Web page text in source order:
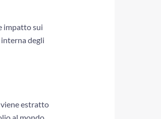
impatto sui
degli
estratto
al mondo.